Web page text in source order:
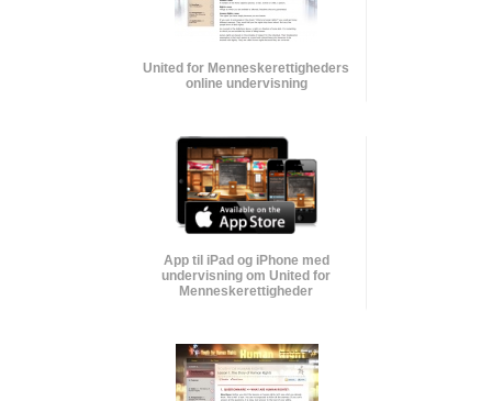
United for Menneskerettigheders
online undervisning
App til iPad og iPhone med
undervisning om United for
Menneskerettigheder